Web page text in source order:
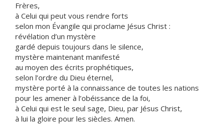
Frères,
à Celui qui peut vous rendre forts
selon mon Évangile qui proclame Jésus Christ :
révélation d’un mystère
gardé depuis toujours dans le silence,
mystère maintenant manifesté
au moyen des écrits prophétiques,
selon l’ordre du Dieu éternel,
mystère porté à la connaissance de toutes les nations
pour les amener à l’obéissance de la foi,
à Celui qui est le seul sage, Dieu, par Jésus Christ,
à lui la gloire pour les siècles. Amen.